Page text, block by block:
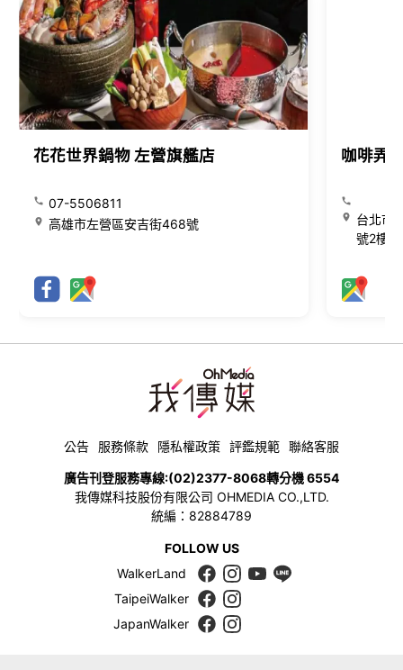
花花世界鍋物 左營旗艦店
07-5506811
高雄市左營區安吉街468號
咖啡弄
台北市
號2樓
公告 服務條款 隱私權政策 評鑑規範 聯絡客服
廣告刊登服務專線:(02)2377-8068轉分機 6554
我傳媒科技股份有限公司 OHMEDIA CO.,LTD.
統編：82884789
FOLLOW US
WalkerLand
TaipeiWalker
JapanWalker